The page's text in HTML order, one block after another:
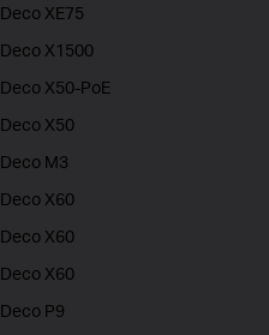
Deco XE75
Deco X1500
Deco X50-PoE
Deco X50
Deco M3
Deco X60
Deco X60
Deco X60
Deco P9